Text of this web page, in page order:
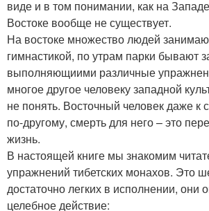
виде и в том понимании, как на
Востоке вообще не существует.
На востоке множество людей
гимнастикой, по утрам парки бывают
выполняющиими различные
многое другое человеку западной
не понять. Восточный человек даже к
по-другому, смерть для него – это
жизнь.
В настоящей книге мы знакомим
упражнений тибетских монахов. Это
достаточно легких в исполнении, они
целебное действие: